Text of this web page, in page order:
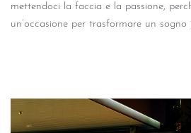
mettendoci la faccia e la passione,
un’occasione per trasformare un sogno